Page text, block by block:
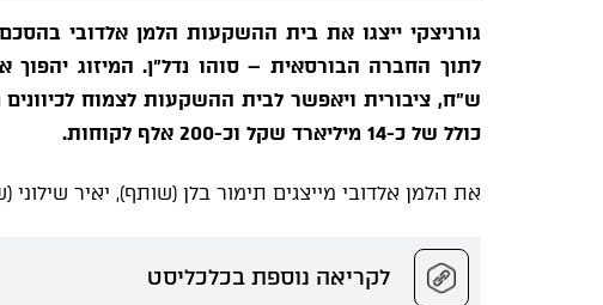
גורניצקי ייצגו את בית ההשקעות הלמן אלדובי
ש"ח, ציבורית ויאפשר לבית ההשקעות לצמוח
כולל של כ-14 מיליארד שקל וכ-200 אלף לקוחות.
את הלמן אלדובי מייצגים תימור בלן (שותף), יאיר שילוני
לקריאה נוספת בכלכליסט